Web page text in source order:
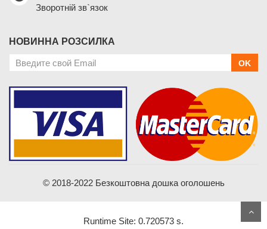
Зворотній зв`язок
НОВИННА РОЗСИЛКА
OK
© 2018-2022 Безкоштовна дошка оголошень
Runtime Site: 0.720573 s.